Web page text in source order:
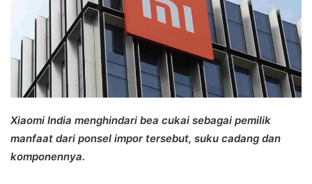
Xiaomi India menghindari bea cukai sebagai pemilik
manfaat dari ponsel impor tersebut, suku cadang dan
komponennya.